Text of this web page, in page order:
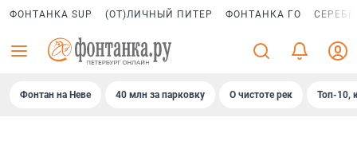
ФОНТАНКА SUP (ОТ)ЛИЧНЫЙ ПИТЕР ФОНТАНКА ГО
Фонтан на Неве 40 млн за парковку О чистоте рек Топ-10,